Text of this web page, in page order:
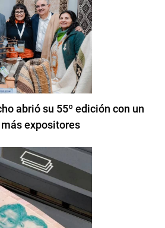
abrió su 55º edición con un
expositores